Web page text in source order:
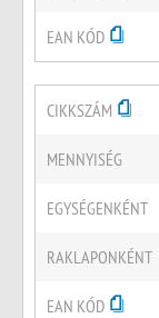
EAN KÓD
CIKKSZÁM
MENNYISÉG
EGYSÉGENKÉNT
RAKLAPONKÉNT
EAN KÓD